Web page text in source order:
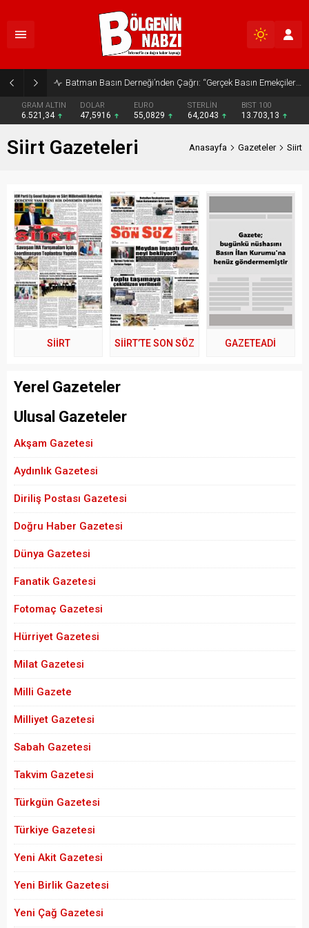
Batman Basın Derneği’nden Çağrı: “Gerçek Basın Emekçileri Desteklenmeli”
GRAM ALTIN
6.521,34
DOLAR
47,5916
EURO
55,0829
STERLİN
64,2043
BIST 100
13.703,13
Siirt Gazeteleri Anasayfa Gazeteler Siirt
SİİRT SİİRT’TE SON SÖZ GAZETEADI
Yerel Gazeteler
Ulusal Gazeteler
Akşam Gazetesi
Aydınlık Gazetesi
Diriliş Postası Gazetesi
Doğru Haber Gazetesi
Dünya Gazetesi
Fanatik Gazetesi
Fotomaç Gazetesi
Hürriyet Gazetesi
Milat Gazetesi
Milli Gazete
Milliyet Gazetesi
Sabah Gazetesi
Takvim Gazetesi
Türkgün Gazetesi
Türkiye Gazetesi
Yeni Akit Gazetesi
Yeni Birlik Gazetesi
Yeni Çağ Gazetesi